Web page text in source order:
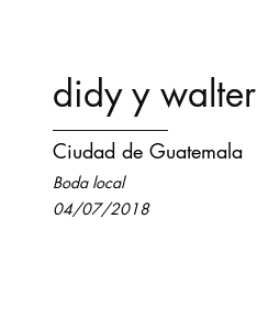
didy y walter
Ciudad de Guatemala
Boda local
04/07/2018